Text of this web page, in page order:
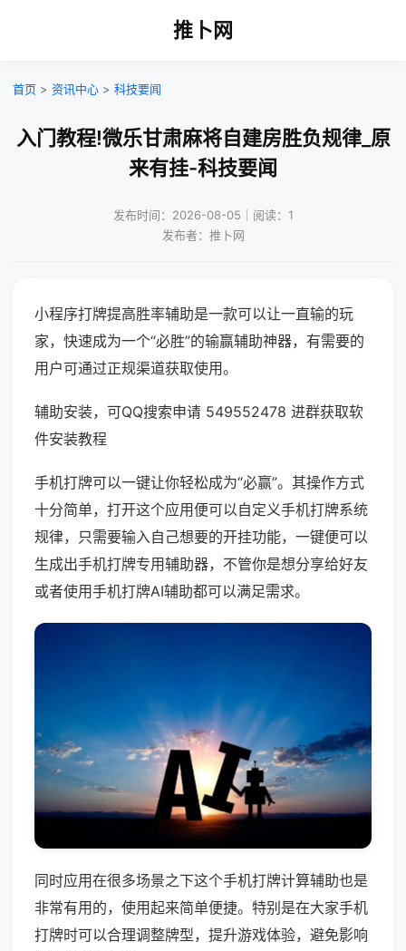
推卜网
首页 > 资讯中心 > 科技要闻
入门教程!微乐甘肃麻将自建房胜负规律_原
来有挂-科技要闻
发布时间：2026-08-05｜阅读：1
发布者：推卜网
小程序打牌提高胜率辅助是一款可以让一直输的玩
家，快速成为一个“必胜”的输赢辅助神器，有需要的
用户可通过正规渠道获取使用。
辅助安装，可QQ搜索申请 549552478 进群获取软
件安装教程
手机打牌可以一键让你轻松成为“必赢”。其操作方式
十分简单，打开这个应用便可以自定义手机打牌系统
规律，只需要输入自己想要的开挂功能，一键便可以
生成出手机打牌专用辅助器，不管你是想分享给好友
或者使用手机打牌AI辅助都可以满足需求。
同时应用在很多场景之下这个手机打牌计算辅助也是
非常有用的，使用起来简单便捷。特别是在大家手机
打牌时可以合理调整牌型，提升游戏体验，避免影响